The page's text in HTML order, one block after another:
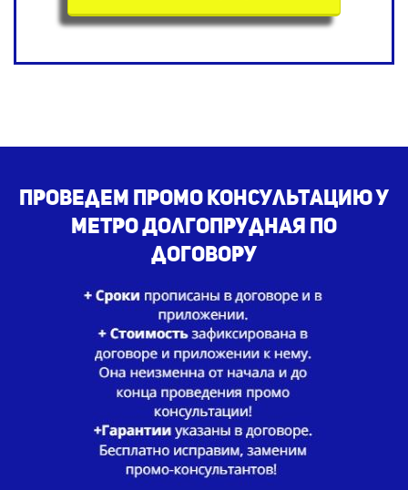
Проведем промо консультацию у
метро Долгопрудная по
договору